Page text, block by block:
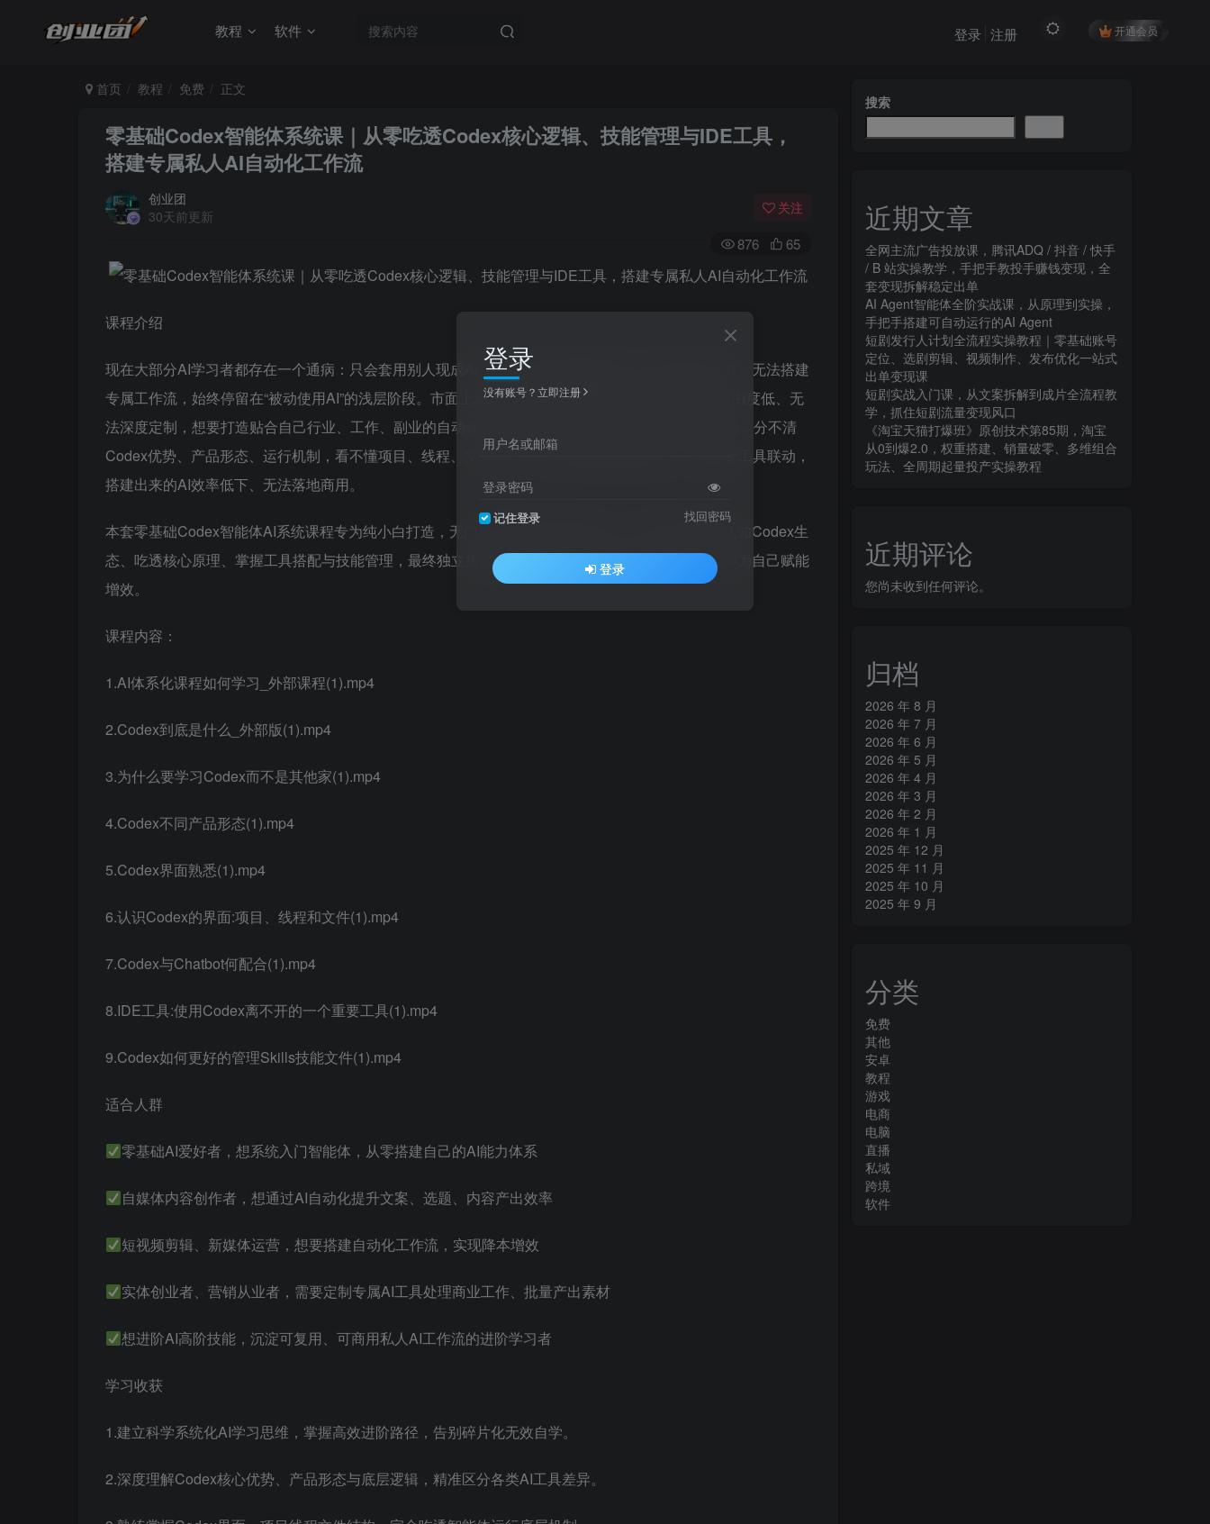
教程 软件 开通会员
登录 注册
首页 教程 免费 正文
零基础Codex智能体系统课｜从零吃透Codex核心逻辑、技能管理与IDE工具，
搭建专属私人AI自动化工作流
创业团
30天前更新
关注
876 65
课程介绍
现在大部分AI学习者都存在一个通病：只会套用别人现成AI工具，看不懂底层逻辑、不会自定义能力、无法搭建
专属工作流，始终停留在“被动使用AI”的浅层阶段。市面上AI工具繁多，但多数功能同质化严重、自由度低、无
法深度定制，想要打造贴合自己行业、工作、副业的自动化流程，却不知道从何入手；新手入门混乱，分不清
Codex优势、产品形态、运行机制，看不懂项目、线程、文件结构；不会管理智能体技能、不会搭配工具联动，
搭建出来的AI效率低下、无法落地商用。
本套零基础Codex智能体AI系统课程专为纯小白打造，无门槛、零基础可直接上手，带你从零系统认知Codex生
态、吃透核心原理、掌握工具搭配与技能管理，最终独立搭建属于自己的专属AI工作流，真正实现AI为自己赋能
增效。
课程内容：
1.AI体系化课程如何学习_外部课程(1).mp4
2.Codex到底是什么_外部版(1).mp4
3.为什么要学习Codex而不是其他家(1).mp4
4.Codex不同产品形态(1).mp4
5.Codex界面熟悉(1).mp4
6.认识Codex的界面:项目、线程和文件(1).mp4
7.Codex与Chatbot何配合(1).mp4
8.IDE工具:使用Codex离不开的一个重要工具(1).mp4
9.Codex如何更好的管理Skills技能文件(1).mp4
适合人群
零基础AI爱好者，想系统入门智能体，从零搭建自己的AI能力体系
自媒体内容创作者，想通过AI自动化提升文案、选题、内容产出效率
短视频剪辑、新媒体运营，想要搭建自动化工作流，实现降本增效
实体创业者、营销从业者，需要定制专属AI工具处理商业工作、批量产出素材
想进阶AI高阶技能，沉淀可复用、可商用私人AI工作流的进阶学习者
学习收获
1.建立科学系统化AI学习思维，掌握高效进阶路径，告别碎片化无效自学。
2.深度理解Codex核心优势、产品形态与底层逻辑，精准区分各类AI工具差异。
搜索
近期文章
全网主流广告投放课，腾讯ADQ / 抖音 / 快手
/ B 站实操教学，手把手教投手赚钱变现，全
套变现拆解稳定出单
AI Agent智能体全阶实战课，从原理到实操，
手把手搭建可自动运行的AI Agent
短剧发行人计划全流程实操教程｜零基础账号
定位、选剧剪辑、视频制作、发布优化一站式
出单变现课​
短剧实战入门课，从文案拆解到成片全流程教
学，抓住短剧流量变现风口
《淘宝天猫打爆班》原创技术第85期，淘宝
从0到爆2.0，权重搭建、销量破零、多维组合
玩法、全周期起量投产实操教程
近期评论
您尚未收到任何评论。
归档
2026 年 8 月
2026 年 7 月
2026 年 6 月
2026 年 5 月
2026 年 4 月
2026 年 3 月
2026 年 2 月
2026 年 1 月
2025 年 12 月
2025 年 11 月
2025 年 10 月
2025 年 9 月
分类
免费
其他
安卓
教程
游戏
电商
电脑
直播
私域
跨境
软件
登录
没有账号？立即注册
用户名或邮箱
登录密码
记住登录 找回密码
登录